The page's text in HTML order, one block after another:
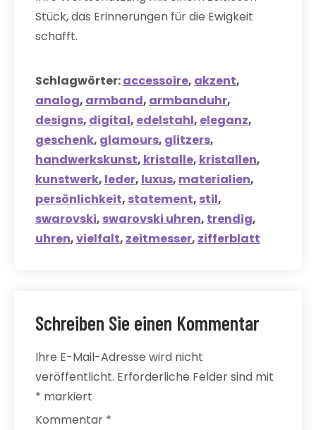
Stück, das Erinnerungen für die Ewigkeit
schafft.
Schlagwörter:accessoire, akzent,
analog, armband, armbanduhr,
designs, digital, edelstahl, eleganz,
geschenk, glamours, glitzers,
handwerkskunst, kristalle, kristallen,
kunstwerk, leder, luxus, materialien,
persönlichkeit, statement, stil,
swarovski, swarovski uhren, trendig,
uhren,vielfalt, zeitmesser, zifferblatt
Schreiben Sie einen Kommentar
Ihre E-Mail-Adresse wird nicht
veröffentlicht. Erforderliche Felder sind mit
* markiert
Kommentar *